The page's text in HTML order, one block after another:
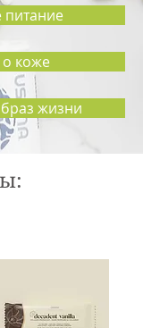
питание
о коже
жизни